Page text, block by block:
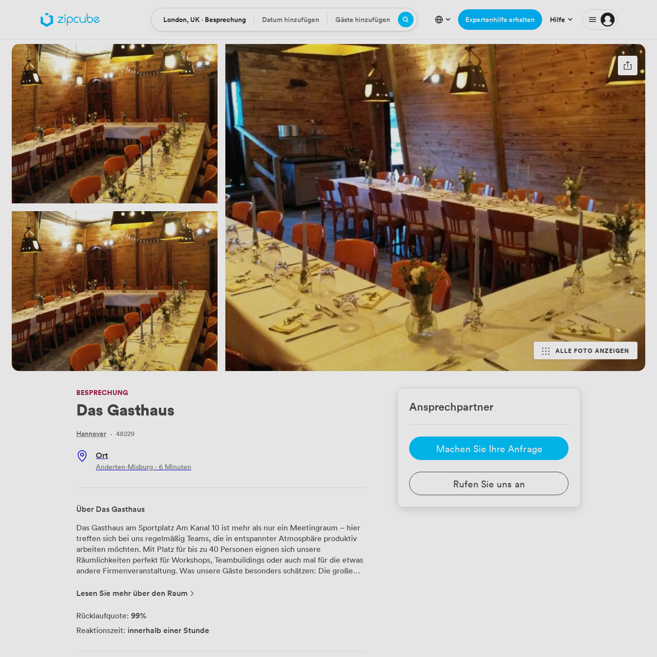
OrtLondon, UK · Besprechung Datum
Datum hinzufügen Gäste
Gäste hinzufügen Expertenhilfe erhalten Hilfe
ALLE FOTO ANZEIGEN
BESPRECHUNG
Das Gasthaus
Hannover · 48229
Ort
Anderten-Misburg · 6 Minuten
Über Das Gasthaus
Das Gasthaus am Sportplatz Am Kanal 10 ist mehr als nur ein Meetingraum – hier
treffen sich bei uns regelmäßig Teams, die in entspannter Atmosphäre produktiv
arbeiten möchten. Mit Platz für bis zu 40 Personen eignen sich unsere
Räumlichkeiten perfekt für Workshops, Teambuildings oder auch mal für die etwas
andere Firmenveranstaltung. Was unsere Gäste besonders schätzen: Die große
muss. Unser umfangreiches Getränkeangebot hält für jeden Geschmack etwas
erfolgreicher Präsentation. Die gemütliche Einrichtung schafft eine
Brauchen Sie mehr Platz? Kein Problem – wir können unsere Räume mit anderen
Lesen Sie mehr über den Raum
Rücklaufquote: 99%
Reaktionszeit: innerhalb einer Stunde
Ansprechpartner
Machen Sie Ihre Anfrage
Rufen Sie uns an